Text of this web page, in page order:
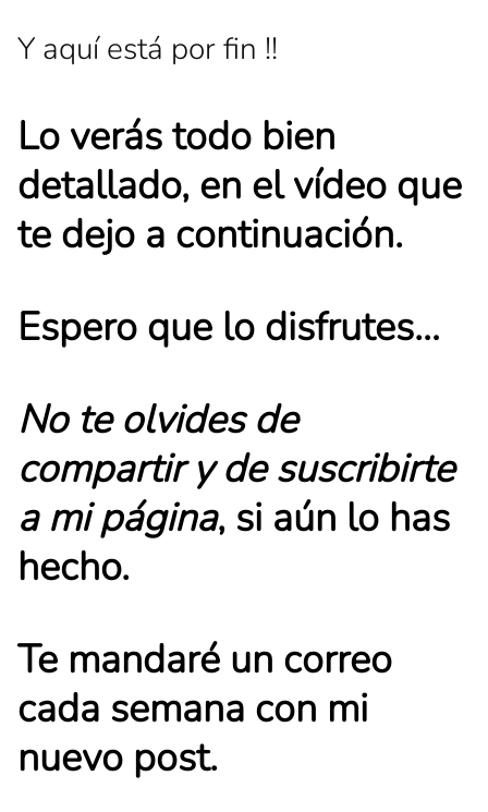
Y aquí está por fin !!
Lo verás todo bien
detallado, en el vídeo que
te dejo a continuación.
Espero que lo disfrutes…
No te olvides de
compartir y de suscribirte
a mi página, si aún lo has
hecho.
Te mandaré un correo
cada semana con mi
nuevo post.